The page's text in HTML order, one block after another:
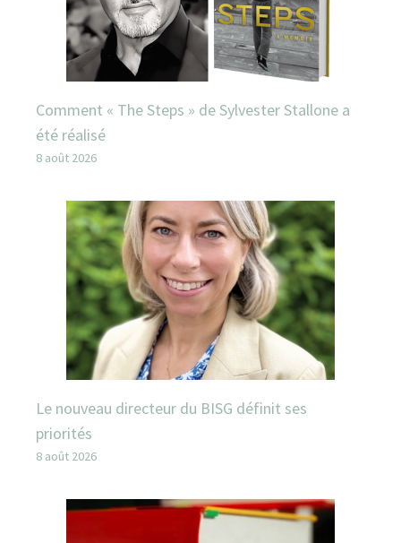
Comment « The Steps » de Sylvester Stallone a
été réalisé
8 août 2026
Le nouveau directeur du BISG définit ses
priorités
8 août 2026